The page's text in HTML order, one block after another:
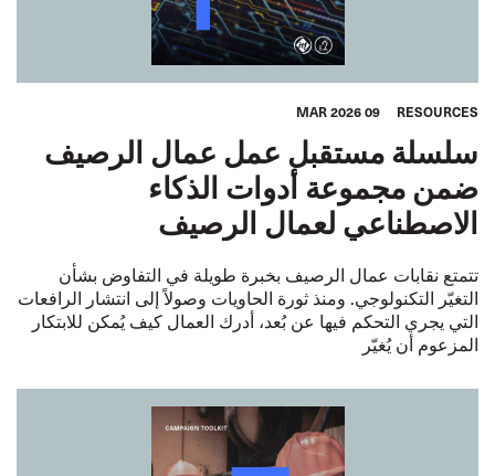
RESOURCES
09 MAR 2026
سلسلة مستقبل عمل عمال الرصيف
ضمن مجموعة أدوات الذكاء
الاصطناعي لعمال الرصيف
تتمتع نقابات عمال الرصيف بخبرة طويلة في التفاوض بشأن
التغيّر التكنولوجي. ومنذ ثورة الحاويات وصولاً إلى انتشار الرافعات
التي يجري التحكم فيها عن بُعد، أدرك العمال كيف يُمكن للابتكار
المزعوم أن يُغيّر